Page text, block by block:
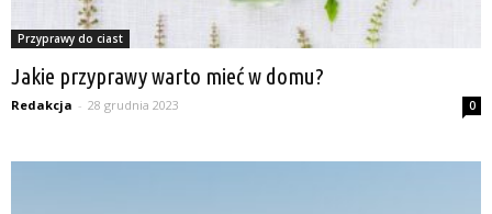
Przyprawy do ciast
Jakie przyprawy warto mieć w domu?
Redakcja - 28 grudnia 2023 0